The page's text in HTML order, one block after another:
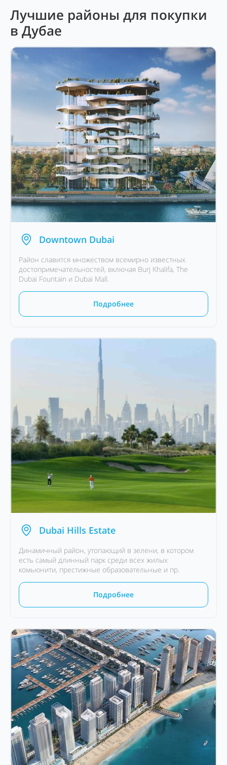
Лучшие районы для покупки
в Дубае
Downtown Dubai
Район славится множеством всемирно известных
достопримечательностей, включая Burj Khalifa, The
Dubai Fountain и Dubai Mall.
Подробнее
Dubai Hills Estate
Динамичный район, утопающий в зелени, в котором
есть самый длинный парк среди всех жилых
комьюнити, престижные образовательные и пр.
Подробнее